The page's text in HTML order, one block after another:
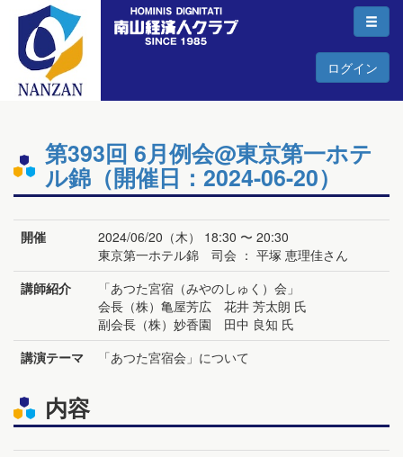
ログイン
第393回 6月例会@東京第一ホテ
ル錦（開催日：2024-06-20）
開催
2024/06/20（木） 18:30 〜 20:30
東京第一ホテル錦 司会 ： 平塚 恵理佳さん
講師紹介
「あつた宮宿（みやのしゅく）会」
会長（株）亀屋芳広 花井 芳太朗 氏
副会長（株）妙香園 田中 良知 氏
講演テーマ
「あつた宮宿会」について
内容